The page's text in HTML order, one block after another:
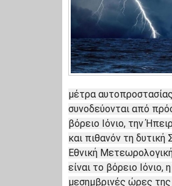
μέτρα
συνοδεύονται από
βόρειο Ιόνιο, την
και πιθανόν τη
Εθνική
είναι το βόρειο
μεσημβρινές ώρες